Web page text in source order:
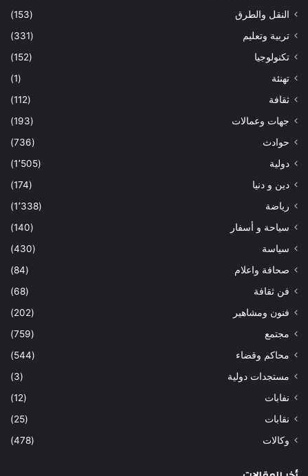
النقل والطرق
(153)
تربية وتعليم
(331)
تكنولوجيا
(152)
تهنئة
(1)
ثقافة
(112)
جهات وعمالات
(193)
حوادث
(736)
دولية
(1٬505)
دين و دنيا
(174)
رياضة
(1٬338)
سياحة و أسفار
(140)
سياسة
(430)
صحافة واعلام
(84)
فن ثقافة
(68)
فنون ومشاهير
(202)
مجتمع
(759)
محاكم وقضاء
(544)
مستجدات دولية
(3)
نفابات
(12)
نقابات
(25)
وكالات
(478)